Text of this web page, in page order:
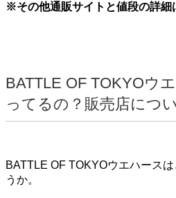
※その他通販サイトと値段の詳細
BATTLE OF TOKYOウ
ってるの？販売店につ
BATTLE OF TOKYOウエハース
うか。